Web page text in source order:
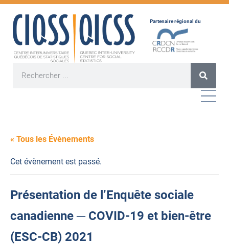
Partenaire régional du
« Tous les Évènements
Cet évènement est passé.
Présentation de l’Enquête sociale
canadienne ─ COVID-19 et bien-être
(ESC-CB) 2021